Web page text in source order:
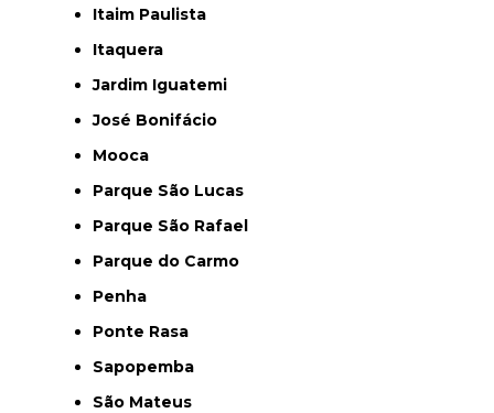
Itaim Paulista
Itaquera
Jardim Iguatemi
José Bonifácio
Mooca
Parque São Lucas
Parque São Rafael
Parque do Carmo
Penha
Ponte Rasa
Sapopemba
São Mateus